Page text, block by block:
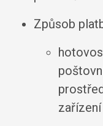
Způsob